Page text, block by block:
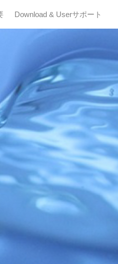
Download & Userサポート